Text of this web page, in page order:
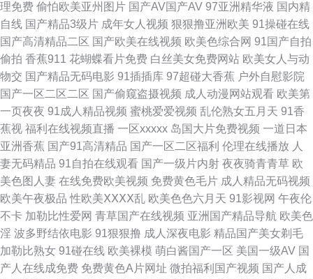
二区 日本a啊v在下观看 国产黑色丝袜在线观看 亚洲先锋影音 啊v在线视频
午夜成人精品一区二三 國产狠插日 午夜伦理剧场 岛国欧美成人在线不卡
91n骚女 成人超碰艹 欧洲骚一区 91传媒色网站 国产操精品 人妖系列伪娘视
频网站 亚洲色玖悠悠 91视频在线观 久久蕉热视频 中文字幕海角 国产精品久
久电影院 天天干天天做 AV不卡在线观看网址 欧美成人一二 91原创大神在线
观看 久久精品久 91传媒在线观 超碰aV在线观看 香蕉伊人av 99黄色免费视
频 久久这里精品 五月狠狠精品人妻 91n日韩中文 豆花社区久久 日干夜干夜
夜撸 WWW777殴美性爱 日韩精品黄色网址 国产ts视频 四虎影视城 成人在线
理免费 偷怕欧美亚州图片 国产AV国产AV 97亚洲精华液 国内精
自线 国产精品3级片 成年女人视频 狠狠撸亚洲欧美 91操碰在线
国产高清精品二区 国产欧美在线视频 欧美色综合网 91国产自拍
偷拍 香蕉911 花蝴蝶看片免费 白丝美女免费网站 欧美女人与动
物交 国产精品无码电影 91插插库 97超碰大香蕉 户外自慰影院
国产一区二区二区 国产偷窥盗摄视频 成人动漫网站观看 欧美第
一页夜夜 91成人精品视频 蜜桃爱爱视频 乱伦熟女五月天 91香
蕉视 福利在线视频直播 一区xxxxx 岛国大片免费视频 一道日本
亚洲香蕉 国产91高清精品 国产一区二区福利 伦理在线播放 人
妻无码精品 91自拍在线观看 国产一级片内射 夜夜骑青青草 欧
美色图人妻 在线免费欧美视频 免费黄色毛片 成人精品无码视频
欧美午夜极品 性欧美ⅩⅩⅩⅩ乱 欧美色色六月天 91影视网 午夜伦
不卡 加勒比性爱网 青草国产在线视频 亚洲国产精品导航 欧美色
淫 波多野结依电影 91狠狠撸 成人深夜电影 精品国产美女剃毛
加勒比熟女 91碰在线 欧美裸模 萌白酱国产一区 美国一级AV 国
产人在线成免费 免费黄色A片网址 微拍福利国产视频 国产人成